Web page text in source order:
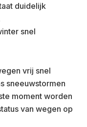
duidelijk
snel
vrij snel
sneeuwstormen
moment worden
van wegen op